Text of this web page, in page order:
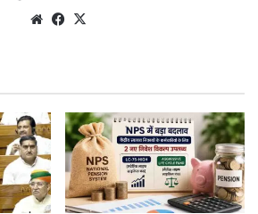
WebsiteFacebook